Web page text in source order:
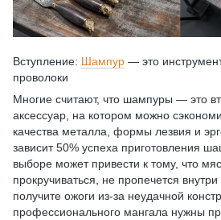
Вступление: Шампур — это
проволоки
Многие считают, что шампуры — это
аксессуар, на котором можно
качества металла, формы лезвия и
зависит 50% успеха приготовления
выборе может привести к тому, что
прокручиваться, не пропечется
получите ожоги из-за неудачной
профессионального мангала нужны